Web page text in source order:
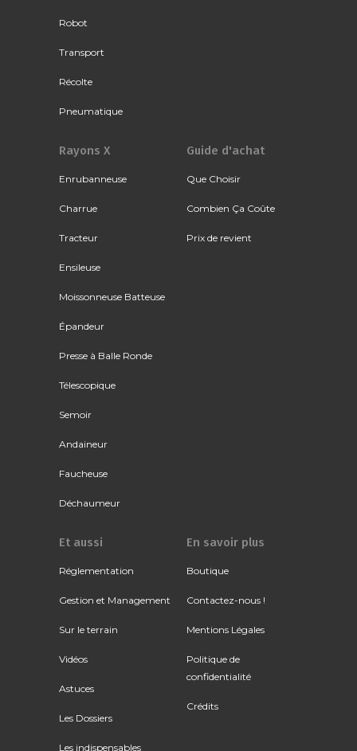
Robot
Transport
Récolte
Pneumatique
Rayons X
Enrubanneuse
Charrue
Tracteur
Ensileuse
Moissonneuse Batteuse
Épandeur
Presse à Balle Ronde
Télescopique
Semoir
Andaineur
Faucheuse
Déchaumeur
Guide d'achat
Que Choisir
Combien Ça Coûte
Prix de revient
Et aussi
Réglementation
Gestion et Management
Sur le terrain
Vidéos
Astuces
Les Dossiers
Les indispensables
En savoir plus
Boutique
Contactez-nous !
Mentions Légales
Politique de
confidentialité
Crédits